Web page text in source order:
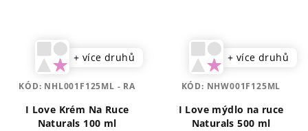
+ více druhů
I Love Krém Na Ruce
Naturals 100 ml
KÓD: NHL001F125ML - RA
+ více druhů
I Love mýdlo na ruce
Naturals 500 ml
KÓD: NHW001F125ML